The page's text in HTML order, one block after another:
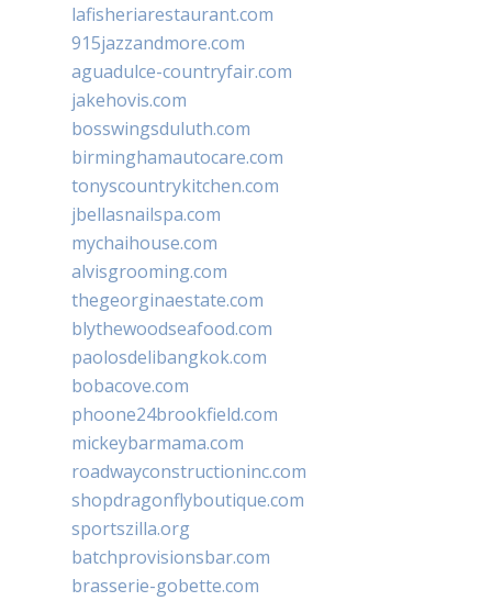
lafisheriarestaurant.com
915jazzandmore.com
aguadulce-countryfair.com
jakehovis.com
bosswingsduluth.com
birminghamautocare.com
tonyscountrykitchen.com
jbellasnailspa.com
mychaihouse.com
alvisgrooming.com
thegeorginaestate.com
blythewoodseafood.com
paolosdelibangkok.com
bobacove.com
phoone24brookfield.com
mickeybarmama.com
roadwayconstructioninc.com
shopdragonflyboutique.com
sportszilla.org
batchprovisionsbar.com
brasserie-gobette.com